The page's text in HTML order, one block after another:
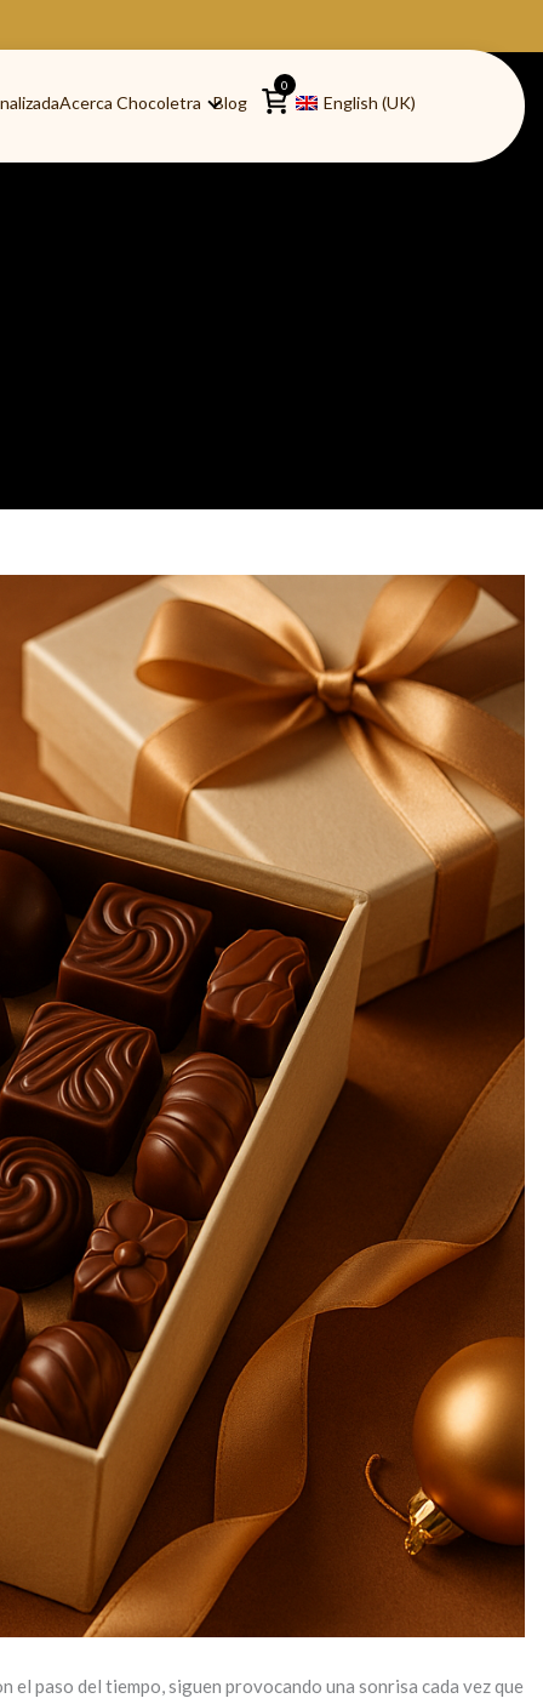
Acerca Chocoletra Blog
0
English (UK)
el paso del tiempo, siguen provocando una sonrisa cada vez que